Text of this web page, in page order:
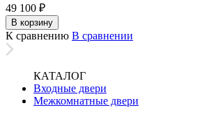
49 100 ₽
В корзину
К сравнению В сравнении
КАТАЛОГ
Входные двери
Межкомнатные двери